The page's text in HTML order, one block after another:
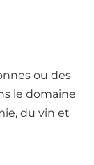
ou des
le domaine
du vin et